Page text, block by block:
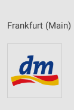
Frankfurt (Main)